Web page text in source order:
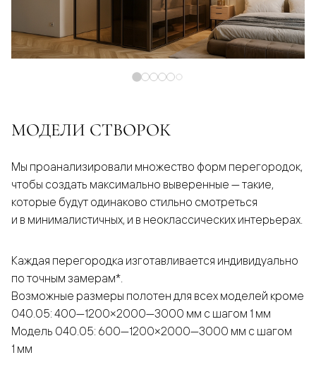
МОДЕЛИ СТВОРОК
Мы проанализировали множество форм перегородок,
чтобы создать максимально выверенные — такие,
которые будут одинаково стильно смотреться
и в минималистичных, и в неоклассических интерьерах.
Каждая перегородка изготавливается индивидуально
по точным замерам*.
Возможные размеры полотен для всех моделей кроме
040.05: 400—1200×2000—3000 мм с шагом 1 мм
Модель 040.05: 600—1200×2000—3000 мм с шагом
1 мм